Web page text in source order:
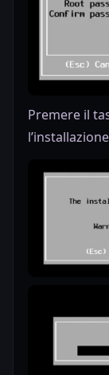
Premere il